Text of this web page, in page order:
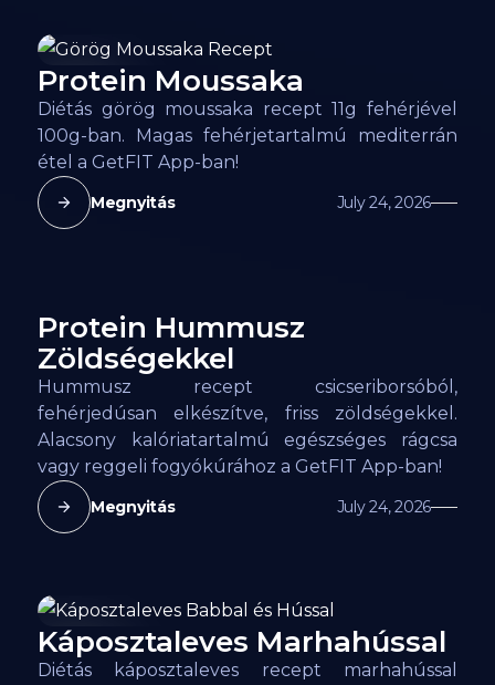
102kcal
Protein Moussaka
Diétás görög moussaka recept 11g fehérjével
100g-ban. Magas fehérjetartalmú mediterrán
étel a GetFIT App-ban!
Megnyitás July 24, 2026
82kcal
Protein Hummusz
Zöldségekkel
Hummusz recept csicseriborsóból,
fehérjedúsan elkészítve, friss zöldségekkel.
Alacsony kalóriatartalmú egészséges rágcsa
vagy reggeli fogyókúrához a GetFIT App-ban!
Megnyitás July 24, 2026
48kcal
Káposztaleves Marhahússal
Diétás káposztaleves recept marhahússal